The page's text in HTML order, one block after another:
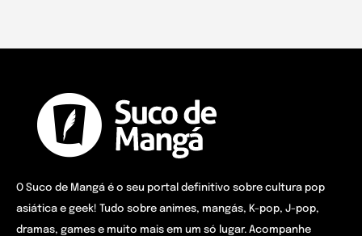
O Suco de Mangá é o seu portal definitivo sobre cultura pop
asiática e geek! Tudo sobre animes, mangás, K-pop, J-pop,
dramas, games e muito mais em um só lugar. Acompanhe